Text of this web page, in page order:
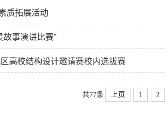
质拓展活动
故事演讲比赛”
高校结构设计邀请赛校内选拔赛
共77条 上页 1 2